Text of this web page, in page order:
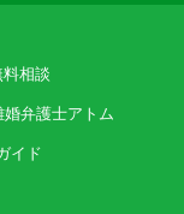
相談
婚弁護士アトム
イド